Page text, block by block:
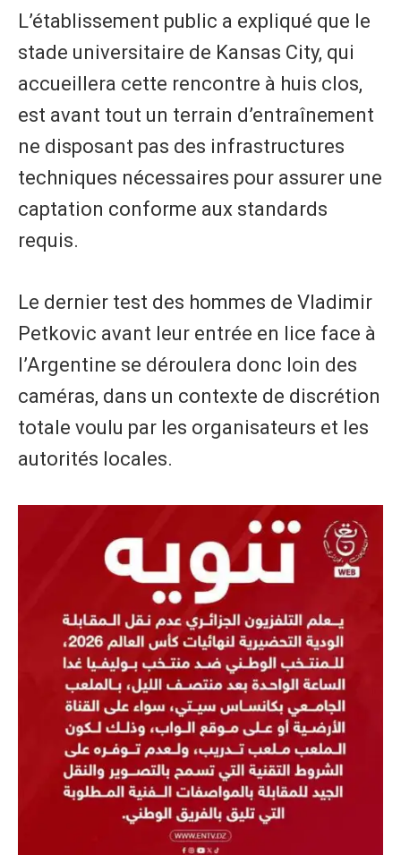
L’établissement public a expliqué que le
stade universitaire de Kansas City, qui
accueillera cette rencontre à huis clos,
est avant tout un terrain d’entraînement
ne disposant pas des infrastructures
techniques nécessaires pour assurer une
captation conforme aux standards
requis.
Le dernier test des hommes de Vladimir
Petkovic avant leur entrée en lice face à
l’Argentine se déroulera donc loin des
caméras, dans un contexte de discrétion
totale voulu par les organisateurs et les
autorités locales.